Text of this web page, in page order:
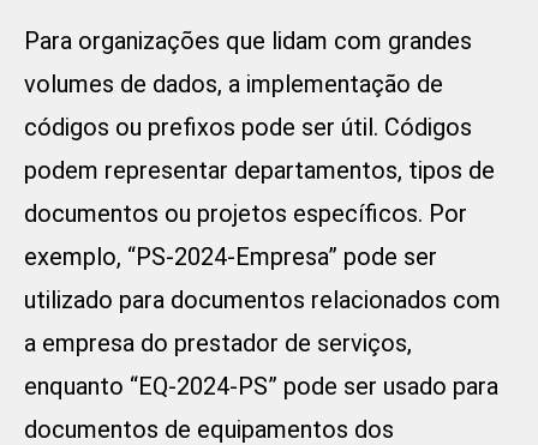
Para organizações que lidam com grandes
volumes de dados, a implementação de
códigos ou prefixos pode ser útil. Códigos
podem representar departamentos, tipos de
documentos ou projetos específicos. Por
exemplo, “PS-2024-Empresa” pode ser
utilizado para documentos relacionados com
a empresa do prestador de serviços,
enquanto “EQ-2024-PS” pode ser usado para
documentos de equipamentos dos